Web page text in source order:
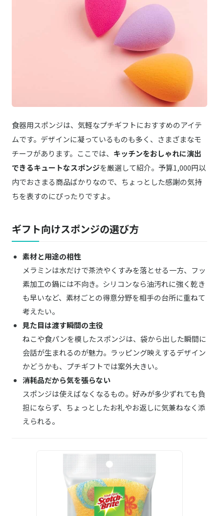
食器用スポンジは、気軽なプチギフトにおすすめのアイテ
ムです。デザインに凝っているものも多く、さまざまなモ
チーフがあります。ここでは、 キッチンをおしゃれに演出
できるキュートなスポンジを厳選して紹介。予算1,000円以
内でおさまる商品ばかりなので、ちょっとした感謝の気持
ちを表すのにぴったりですよ。
ギフト向けスポンジの選び方
素材と用途の相性
メラミンは水だけで茶渋やくすみを落とせる一方、フッ
素加工の鍋には不向き。シリコンなら油汚れに強く乾き
も早いなど、素材ごとの得意分野を相手の台所に重ねて
考えたい。
見た目は渡す瞬間の主役
ねこや食パンを模したスポンジは、袋から出した瞬間に
会話が生まれるのが魅力。ラッピング映えするデザイン
かどうかも、プチギフトでは案外大きい。
消耗品だから気を張らない
スポンジは使えばなくなるもの。好みが多少ずれても負
担にならず、ちょっとしたお礼やお返しに気兼ねなく添
えられる。